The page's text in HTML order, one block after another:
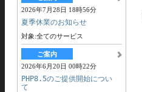
2026年7月28日 18時56分
夏季休業のお知らせ
対象:全てのサービス
ご案内
2026年6月20日 00時22分
PHP8.5のご提供開始につい
て